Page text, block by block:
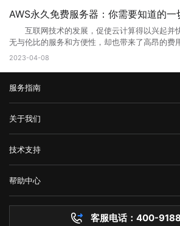
您的网络连接是否正常。您可以尝试与其他网站
否出现在本地网络连接中。如果您的其他网站可
站不起作用，那么很可能是这个网站出现了
使用其他网络连接 尝试切换到其他网络连接
试使用移动数据。通过使用其他网络连接，您可
需要联系网站管理员寻求帮助。他们可以告诉您
信息，并提供解决方法。 在互联网时代，我
码。这意味着请求未能正确连接到上游服务器，
关或网络连接问题引起的。为了解决这个问题，
检查网络连接、清除浏览器缓存、暂时使用其他
员。希望本文能帮助您了解并解决错误代码502问
合理优化操作，使网站在页面的布局、结构与内
站的安全与维护：页面安全方面的升级能有效的
破坏，数据损坏，商业机密泄露，客户资料丢失
容更新调整，网页X信息清理，网络速度提升等
数据被误删或遭病毒感染、黑客破坏后，通过技
复。 以上就是关于页面升级访问的原因以及
很多网站都是需要升级优化的，为了的就是可以
务器无法接纳新用户访问的时候，更需要及时进
本地应用程序，Web端的应用程序不需要在用户
联网直接提供服务。这使得Web端应用程序的更
可以享受到实时的功能更新和改进。 web
构：指的是网页的骨架，即HTML代码，它定义
即CSS（级联样式表）的使用。CSS用于控制网
视觉效果，使网页看起来更加美观和吸引人。
户交互的方式，即JavaScript的使用。
许网页对用户的操作做出响应，如点击按钮、滚
丰富的交互体验。 这三个方面相互依赖，共
能和用户体验。 web端指的是什么意思？看
户端发送的请求次数过于频繁。这种错误通常发
返回一个状态码，用于表示请求的结果。HTTP
429。当客户端发送的请求超过服务器限制时，
码。 二、为什么会出现HTTP 429错误?
以下原因造成的： 1. 请求过于频繁：当客户
时，服务器无法处理这么多请求，就会返回
器限制：有些服务器为了防止恶意攻击，会设置
允许发送一定数量的请求。如果客户端发送的请
器就会返回HTTP 429错误。 3. 网络不稳定
取以下一些方法来修复： 1. 增加请求间隔时
过于频繁时，可以增加请求间隔时间，减少
量，以满足服务器的限制要求。 3. 检查API调
429错误发生在API调用中，我们可以检查API调
API提供商的限制。 4. 检查网络连接：如果
不稳定引起的，我们可以检查网络连接是否正常
AWS永久免费服务器：你需要知道的一
互联网技术的发展，促使云计算得以兴起并
无与伦比的服务和方便性，却也带来了高昂的费
些AWS永久免费服务器，使你能够在开发和测试
Web Services)是亚马逊提供的一种基于云平台
计算服务。免费计划提供750个小时的EC2实
在AWS上创建和管理存储桶，对于不超过5GB的
的。 3. AWS Lambda：以事件驱动的方式在
计划提供每月25个WCU和25个RCU。 5.
免费的。 6. Amazon CloudFront：AWS的
(CDN)，免费计划为每个月50GB的数据传输
2023-04-08
服务指南
汇款信息
购买流程
服务条款
关于我们
公司介绍
举报中心
隐私声明
技术支持
网站备案
技术文档
帮助中心
服务器问题
客服电话：400-